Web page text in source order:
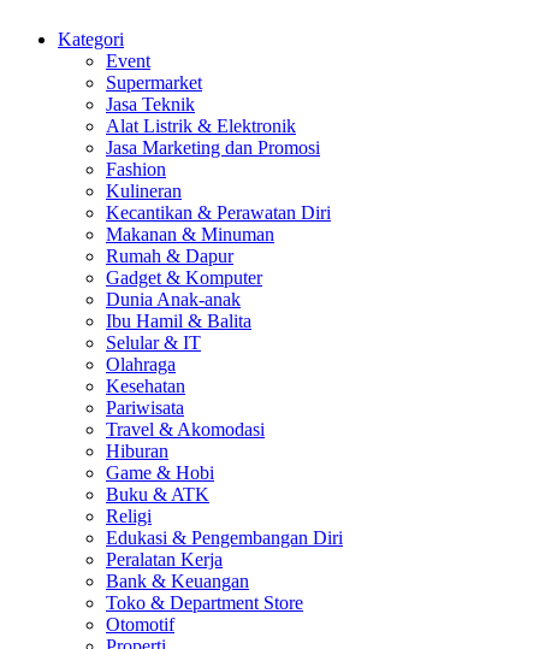
Kategori
Event
Supermarket
Jasa Teknik
Alat Listrik & Elektronik
Jasa Marketing dan Promosi
Fashion
Kulineran
Kecantikan & Perawatan Diri
Makanan & Minuman
Rumah & Dapur
Gadget & Komputer
Dunia Anak-anak
Ibu Hamil & Balita
Selular & IT
Olahraga
Kesehatan
Pariwisata
Travel & Akomodasi
Hiburan
Game & Hobi
Buku & ATK
Religi
Edukasi & Pengembangan Diri
Peralatan Kerja
Bank & Keuangan
Toko & Department Store
Otomotif